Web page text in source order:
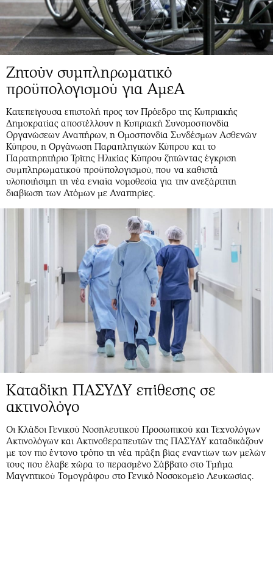
Ζητούν συμπληρωματικό
προϋπολογισμού για ΑμεΑ
Κατεπείγουσα επιστολή προς τον Πρόεδρο της Κυπριακής
Δημοκρατίας αποστέλλουν η Κυπριακή Συνομοσπονδία
Οργανώσεων Αναπήρων, η Ομοσπονδία Συνδέσμων Ασθενών
Κύπρου, η Οργάνωση Παραπληγικών Κύπρου και το
Παρατηρητήριο Τρίτης Ηλικίας Κύπρου ζητώντας έγκριση
συμπληρωματικού προϋπολογισμού, που να καθιστά
υλοποιήσιμη τη νέα ενιαία νομοθεσία για την ανεξάρτητη
διαβίωση των Ατόμων με Αναπηρίες.
Καταδίκη ΠΑΣΥΔΥ επίθεσης σε
ακτινολόγο
Οι Κλάδοι Γενικού Νοσηλευτικού Προσωπικού και Τεχνολόγων
Ακτινολόγων και Ακτινοθεραπευτών της ΠΑΣΥΔΥ καταδικάζουν
με τον πιο έντονο τρόπο τη νέα πράξη βίας εναντίων των μελών
τους που έλαβε χώρα το περασμένο Σάββατο στο Τμήμα
Μαγνητικού Τομογράφου στο Γενικό Νοσοκομείο Λευκωσίας.